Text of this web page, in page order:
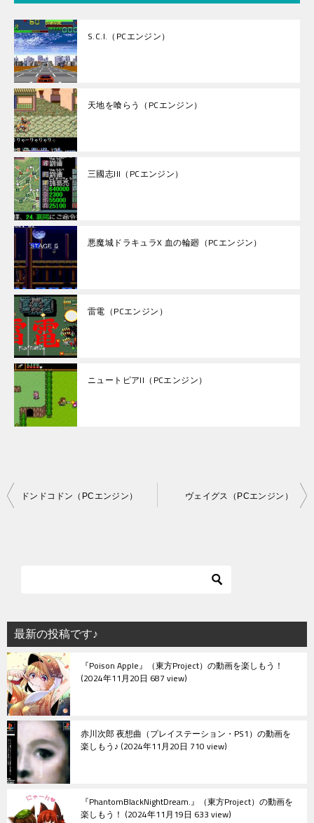
S.C.I.（PCエンジン）
天地を喰らう（PCエンジン）
三國志III（PCエンジン）
悪魔城ドラキュラX 血の輪廻（PCエンジン）
雷電（PCエンジン）
ニュートピアII（PCエンジン）
投
シ
ョ
ン
ドンドコドン（PCエンジン） ヴェイグス（PCエンジン）
最新の投稿です♪
『Poison Apple』（東方Project）の動画を楽しもう！
2024年11月20日 687 view
赤川次郎 夜想曲（プレイステーション・PS1）の動画を
楽しもう♪ 2024年11月20日 710 view
『PhantomBlackNightDream.』（東方Project）の動画を
楽しもう！ 2024年11月19日 633 view